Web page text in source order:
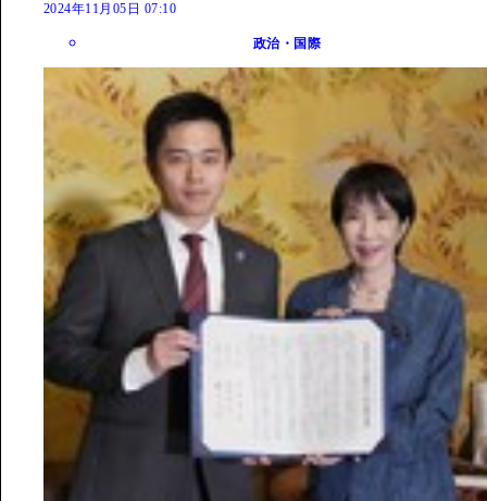
2024年11月05日 07:10
政治・国際